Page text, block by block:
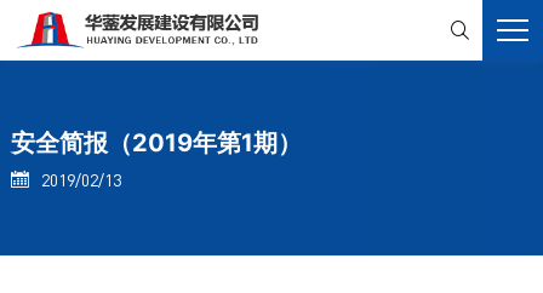

安全简报（2019年第1期）
 2019/02/13